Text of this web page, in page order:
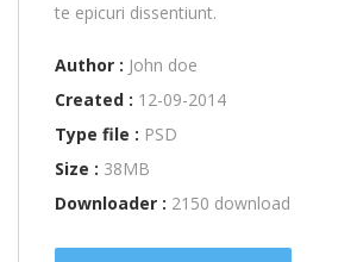
te epicuri dissentiunt.
Author : John doe
Created : 12-09-2014
Type file : PSD
Size : 38MB
Downloader : 2150 download